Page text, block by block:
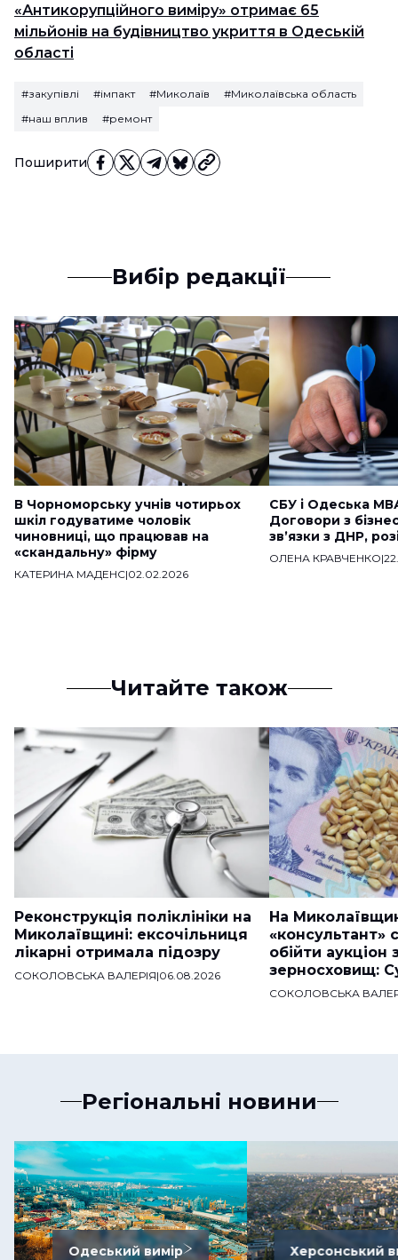
Поширити
«Антикорупційного виміру» отримає 65
мільйонів на будівництво укриття в Одеській
області
#закупівлі #імпакт #Миколаїв
#Миколаївська область
#наш вплив
#ремонт
Вибір редакції
В Чорноморську учнів чотирьох
шкіл годуватиме чоловік
чиновниці, що працював на
«скандальну» фірму
КАТЕРИНА МАДЕНС|02.02.2026
СБУ і Одеська
Договори з
звʼязки з ДНР,
ОЛЕНА КРАВЧЕНКО|
Читайте також
Реконструкція поліклініки на
Миколаївщині: ексочільниця
лікарні отримала підозру
СОКОЛОВСЬКА ВАЛЕРІЯ|06.08.2026
На
«консультант»
обійти аукціон
зерносховищ:
СОКОЛОВСЬКА
Регіональні новини
Одеський вимір Херсонський